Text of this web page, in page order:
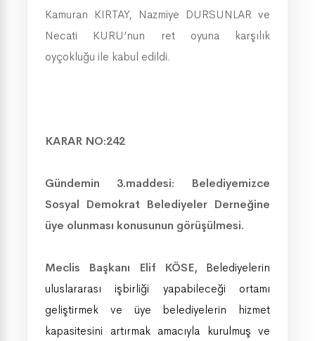
Kamuran KIRTAY, Nazmiye DURSUNLAR ve
Necati KURU’nun ret oyuna karşılık
oyçokluğu ile kabul edildi.
KARAR NO:242
Gündemin 3.maddesi: Belediyemizce
Sosyal Demokrat Belediyeler Derneğine
üye olunması konusunun görüşülmesi.
Meclis Başkanı Elif KÖSE,
Belediyelerin
uluslararası işbirliği yapabileceği ortamı
geliştirmek ve üye belediyelerin hizmet
kapasitesini artırmak amacıyla
kurulmuş ve